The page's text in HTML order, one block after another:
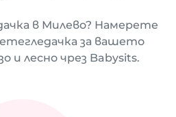
в Милево? Намерете
за вашето
и лесно чрез Babysits.